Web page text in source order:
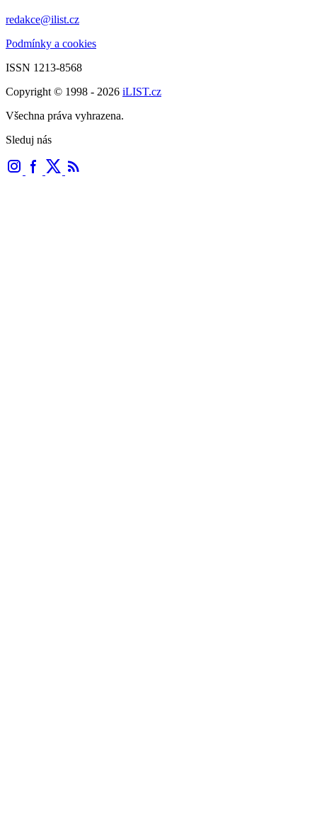
redakce@ilist.cz
Podmínky a cookies
ISSN 1213-8568
Copyright © 1998 - 2026 iLIST.cz
Všechna práva vyhrazena.
Sleduj nás